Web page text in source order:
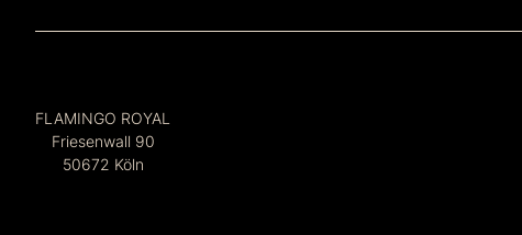
FLAMINGO ROYAL
Friesenwall 90
50672 Köln